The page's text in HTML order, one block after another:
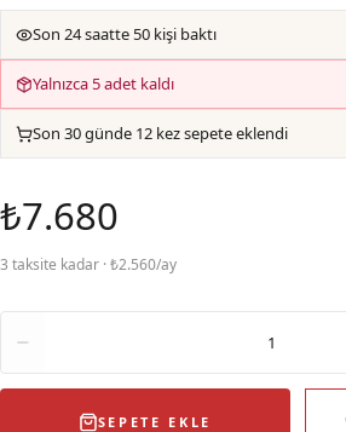
Son 24 saatte 50 kişi baktı
Yalnızca 5 adet kaldı
Son 30 günde 12 kez sepete eklendi
₺7.680
3 taksite kadar · ₺2.560/ay
1
SEPETE EKLE